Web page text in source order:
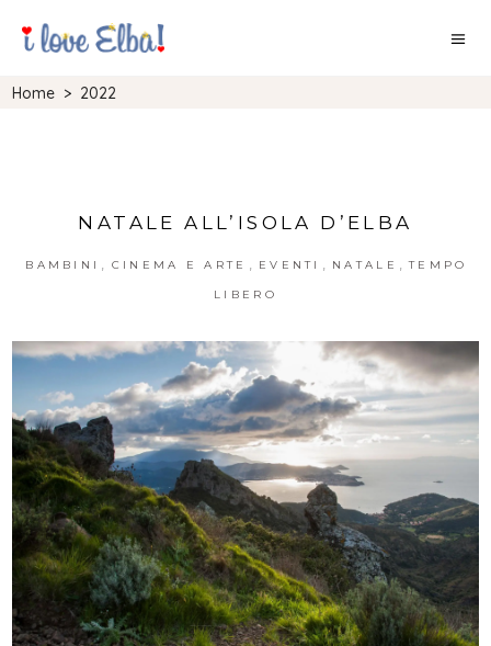
Home > 2022
NATALE ALL’ISOLA D’ELBA
BAMBINI , CINEMA E ARTE , EVENTI , NATALE , TEMPO
LIBERO